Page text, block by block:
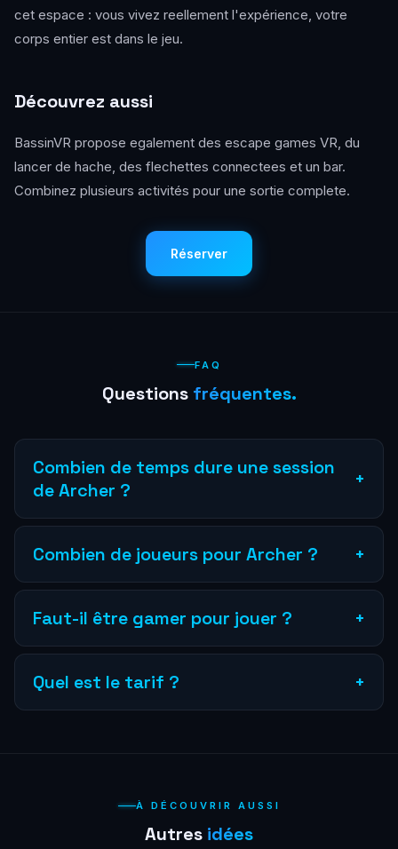
cet espace : vous vivez reellement l'expérience, votre
corps entier est dans le jeu.
Découvrez aussi
BassinVR propose egalement des escape games VR, du
lancer de hache, des flechettes connectees et un bar.
Combinez plusieurs activités pour une sortie complete.
Réserver
FAQ
Questions fréquentes.
Combien de temps dure une session
de Archer ?
+
Une session dure environ 30 a 45 minutes, briefing et
equipement inclus.
Combien de joueurs pour Archer ? +
De 1 a 8 joueurs peuvent participer simultanement dans
l'arène de 200m2.
Faut-il être gamer pour jouer ? +
Non, un briefing complet est fourni. L'expérience est
accessible a tous, gamers ou non, des 8 ans.
Quel est le tarif ? +
À DÉCOUVRIR AUSSI
Autres idées